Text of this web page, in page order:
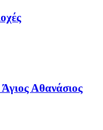
Αθανάσιος